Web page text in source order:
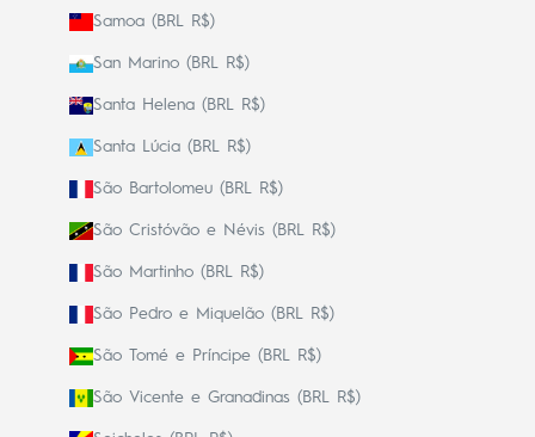
Samoa (BRL R$)
San Marino (BRL R$)
Santa Helena (BRL R$)
Santa Lúcia (BRL R$)
São Bartolomeu (BRL R$)
São Cristóvão e Névis (BRL R$)
São Martinho (BRL R$)
São Pedro e Miquelão (BRL R$)
São Tomé e Príncipe (BRL R$)
São Vicente e Granadinas (BRL R$)